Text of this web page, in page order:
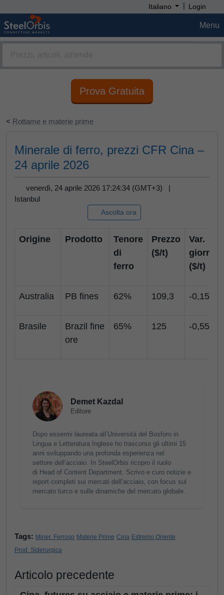
Italiano | Login
Menu
Prova Gratuita
< Rottame e materie prime
Minerale di ferro, prezzi CFR Cina –
24 aprile 2026
venerdì, 24 aprile 2026 17:24:34 (GMT+3) |
Istanbul
Ascolta ora
Origine Prodotto
Tenore
di
ferro
Prezzo
($/t)
Var.
($/t)
Australia PB fines 62% 109,3 -0,15
Brasile
Brazil fine
ore
65% 125 -0,55
Demet Kazdal
Editore
Dopo essermi laureata all’Università del Bosforo in
Lingua e Letteratura Inglese ho trascorso gli ultimi 15
anni sviluppando una profonda esperienza nel
settore dell’acciaio. In SteelOrbis ricopro il ruolo
di Head of Content Department. Scrivo e curo notizie e
report completi sui mercati dell’acciaio, con focus sul
mercato turco e sulle dinamiche del mercato globale.
Tags: Miner. Ferroso Materie Prime Cina Estremo Oriente
Prod. Siderurgica
Articolo precedente